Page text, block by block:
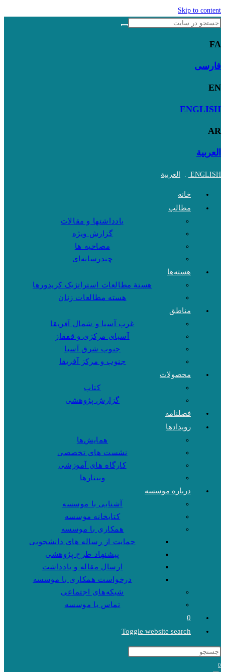
Skip to content
FA
فارسی
EN
ENGLISH
AR
العربية
ENGLISH
. العربية
خانه
مطالب
یادداشتها و مقالات
گزارش ویژه
مصاحبه ها
چندرسانه‌ای
هسته‌ها
هستهٔ مطالعات استراتژیک کریدورها
هسته مطالعات زنان
مناطق
غرب آسیا و شمال آفریقا
آسیای مرکزی و قفقاز
جنوب شرق آسیا
جنوب و مرکز آفریقا
محصولات
کتاب
گزارش پژوهشی
فصلنامه
رویدادها
همایش‌ها
نشست های تخصصی
کارگاه های آموزشی
وبینارها
درباره موسسه
آشنایی با موسسه
کتابخانه موسسه
همکاری با موسسه
حمایت از رساله های دانشجویی
پیشنهاد طرح پژوهشی
ارسال مقاله و یادداشت
درخواست همکاری با موسسه
شبکه‌های اجتماعی
تماس با موسسه
0
Toggle website search
0